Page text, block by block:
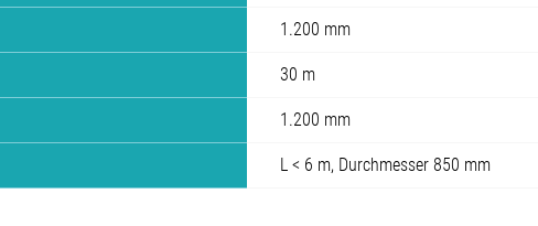
1.200 mm
30 m
1.200 mm
L < 6 m, Durchmesser 850 mm